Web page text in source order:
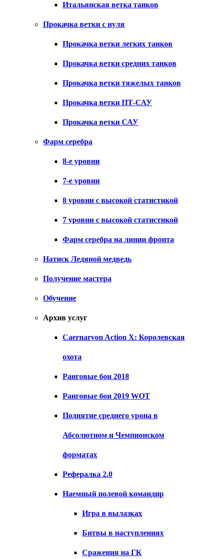
Итальянская ветка танков
Прокачка ветки с нуля
Прокачка ветки легких танков
Прокачка ветки средних танков
Прокачка ветки тяжелых танков
Прокачка ветки ПТ-САУ
Прокачка ветки САУ
Фарм серебра
8-е уровни
7-е уровни
8 уровни с высокой статистикой
7 уровни с высокой статистикой
Фарм серебра на линии фронта
Натиск Ледяной медведь
Получение мастера
Обучение
Архив услуг
Caernarvon Action X: Королевская
охота
Ранговые бои 2018
Ранговые бои 2019 WOT
Поднятие среднего урона в
Абсолютном и Чемпионском
форматах
Рефералка 2.0
Наемный полевой командир
Игра в вылазках
Битвы в наступлениях
Сражения на ГК